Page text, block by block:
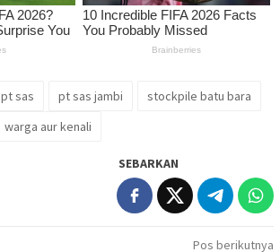
pt sas pt sas jambi
stockpile batu bara
warga aur kenali
SEBARKAN
Pos berikutnya